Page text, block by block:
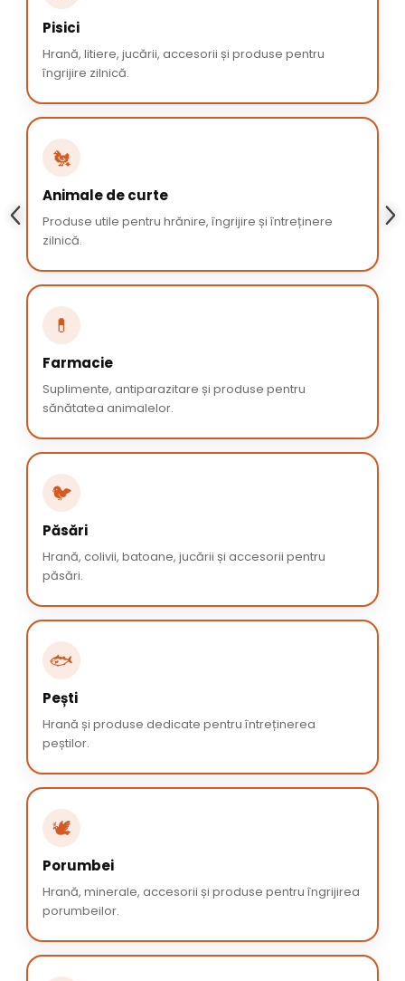
Pisici
Hrană, litiere, jucării, accesorii și produse pentru
îngrijire zilnică.
🐔
Animale de curte
Produse utile pentru hrănire, îngrijire și întreținere
zilnică.
💊
Farmacie
Suplimente, antiparazitare și produse pentru
sănătatea animalelor.
🐦
Păsări
Hrană, colivii, batoane, jucării și accesorii pentru
păsări.
🐟
Pești
Hrană și produse dedicate pentru întreținerea
peștilor.
🕊️
Porumbei
Hrană, minerale, accesorii și produse pentru îngrijirea
porumbeilor.